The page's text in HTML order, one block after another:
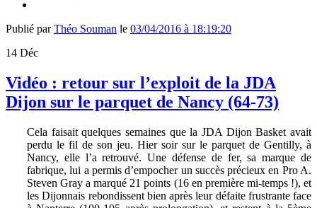
Publié parThéo Souman le 03/04/2016 à 18:19:20
14 Déc
Vidéo : retour sur l’exploit de la JDA
Dijon sur le parquet de Nancy (64-73)
Cela faisait quelques semaines que la JDA Dijon Basket avait
perdu le fil de son jeu. Hier soir sur le parquet de Gentilly, à
Nancy, elle l’a retrouvé. Une défense de fer, sa marque de
fabrique, lui a permis d’empocher un succès précieux en Pro A.
Steven Gray a marqué 21 points (16 en première mi-temps !), et
les Dijonnais rebondissent bien après leur défaite frustrante face